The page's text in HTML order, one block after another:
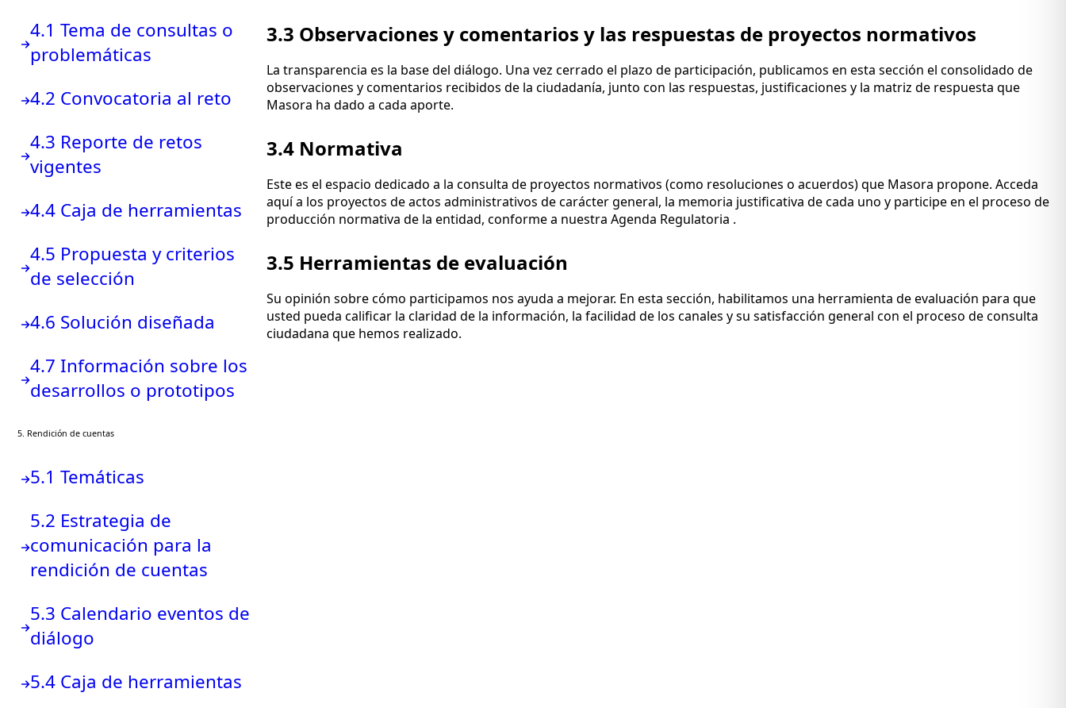
4.1 Tema de consultas o
problemáticas
4.2 Convocatoria al reto
4.3 Reporte de retos
vigentes
4.4 Caja de herramientas
4.5 Propuesta y criterios
de selección
4.6 Solución diseñada
4.7 Información sobre los
desarrollos o prototipos
5. Rendición de cuentas
5.1 Temáticas
5.2 Estrategia de
comunicación para la
rendición de cuentas
5.3 Calendario eventos de
diálogo
5.4 Caja de herramientas
3.3 Observaciones y comentarios y las respuestas de proyectos normativos
La transparencia es la base del diálogo. Una vez cerrado el plazo de participación, publicamos en esta sección el consolidado de
observaciones y comentarios recibidos de la ciudadanía, junto con las respuestas, justificaciones y la matriz de respuesta que
Masora ha dado a cada aporte.
3.4 Normativa
Este es el espacio dedicado a la consulta de proyectos normativos (como resoluciones o acuerdos) que Masora propone. Acceda
aquí a los proyectos de actos administrativos de carácter general, la memoria justificativa de cada uno y participe en el proceso de
producción normativa de la entidad, conforme a nuestra Agenda Regulatoria .
3.5 Herramientas de evaluación
Su opinión sobre cómo participamos nos ayuda a mejorar. En esta sección, habilitamos una herramienta de evaluación para que
usted pueda calificar la claridad de la información, la facilidad de los canales y su satisfacción general con el proceso de consulta
ciudadana que hemos realizado.